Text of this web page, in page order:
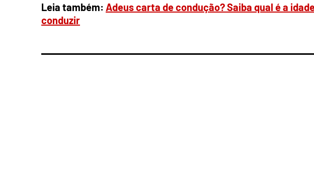
Leia também: Adeus carta de condução? Saiba qual é a
conduzir